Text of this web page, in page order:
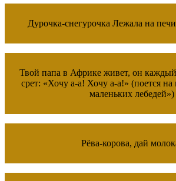
Дурочка-снегурочка Лежала на
Твой папа в Африке живет, он
срет: «Хочу а-а! Хочу а-а!» (поется
маленьких лебедей»)
Рёва-корова, дай